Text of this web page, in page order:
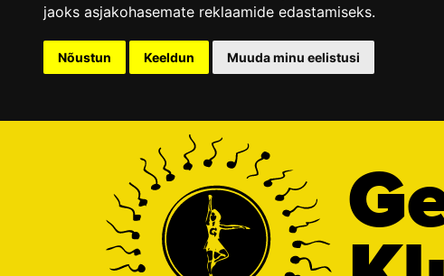
jaoks asjakohasemate reklaamide edastamiseks.
Nõustun Keeldun Muuda minu eelistusi